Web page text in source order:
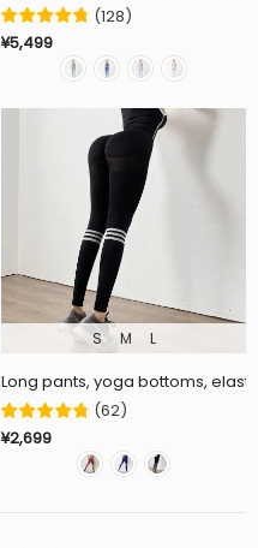
(128)
¥5,499
S M L
Long pants, yoga bottoms,
(62)
¥2,699